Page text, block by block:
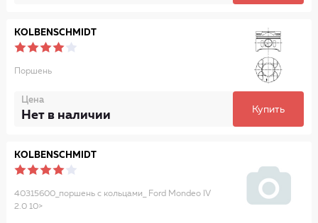
KOLBENSCHMIDT
Поршень
Цена
Нет в наличии Купить
KOLBENSCHMIDT
40315600_поршень с кольцами_ Ford Mondeo IV
2.0 10>